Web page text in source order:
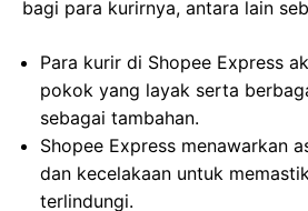
bagi para kurirnya, antara lain
Para kurir di Shopee Express
pokok yang layak serta
sebagai tambahan.
Shopee Express menawarkan
dan kecelakaan untuk
terlindungi.